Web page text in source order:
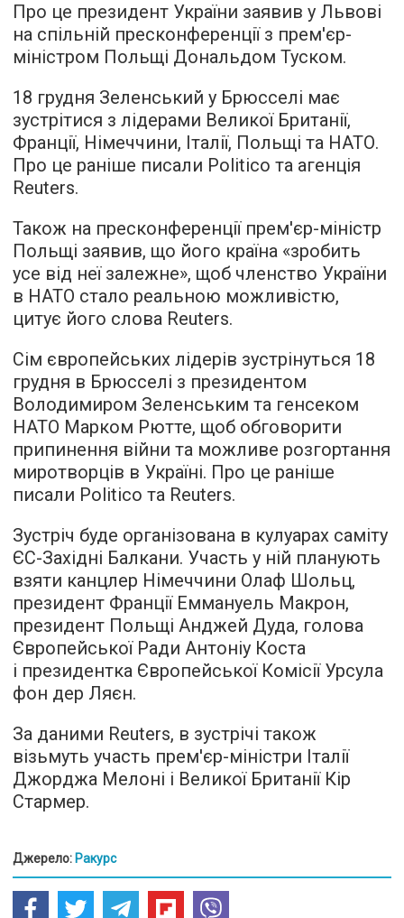
Про це президент України заявив у Львові
на спільній пресконференції з прем'єр-
міністром Польщі Дональдом Туском.
18 грудня Зеленський у Брюсселі має
зустрітися з лідерами Великої Британії,
Франції, Німеччини, Італії, Польщі та НАТО.
Про це раніше писали Politico та агенція
Reuters.
Також на пресконференції прем'єр-міністр
Польщі заявив, що його країна «зробить
усе від неї залежне», щоб членство України
в НАТО стало реальною можливістю,
цитує його слова Reuters.
Сім європейських лідерів зустрінуться 18
грудня в Брюсселі з президентом
Володимиром Зеленським та генсеком
НАТО Марком Рютте, щоб обговорити
припинення війни та можливе розгортання
миротворців в Україні. Про це раніше
писали Politico та Reuters.
Зустріч буде організована в кулуарах саміту
ЄС-Західні Балкани. Участь у ній планують
взяти канцлер Німеччини Олаф Шольц,
президент Франції Еммануель Макрон,
президент Польщі Анджей Дуда, голова
Європейської Ради Антоніу Коста
і президентка Європейської Комісії Урсула
фон дер Ляєн.
За даними Reuters, в зустрічі також
візьмуть участь прем'єр-міністри Італії
Джорджа Мелоні і Великої Британії Кір
Стармер.
Джерело: Ракурс